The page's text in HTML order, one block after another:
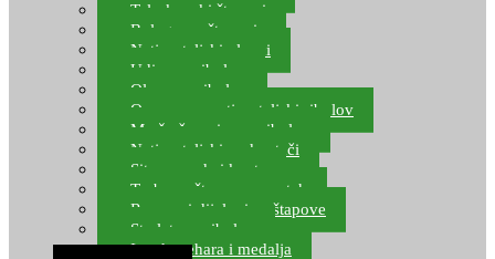
Teleskopski štapovi
Bolognese štapovi
Natjecateljski plovci
Udice za ribolov
Olovo za ribolov
Oprema za natjecateljski ribolov
Mreže čuvarice za ribolov
Natjecateljski podmetači
Sito, posude i kante
Torbe za štapove – match
Rezervni dijelovi za štapove
Starlete za ribolov
Izrada pehara i medalja